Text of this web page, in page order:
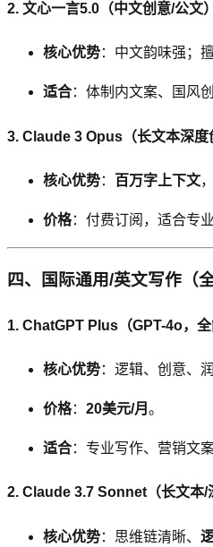
2. 文心一言5.0（中文创意/公文）
核心优势：中文韵味强；
适合：体制内文案、国风
3. Claude 3 Opus（长文本深度
核心优势： 百万字上下文
价格：付费订阅，适合专业
四、国际通用/英文写作（
1. ChatGPT Plus（GPT-4o，全
核心优势：逻辑、创意、
价格： 20美元/月 。
适合：专业写作、营销文
2. Claude 3.7 Sonnet（长文本/
核心优势：思维链清晰、